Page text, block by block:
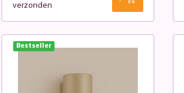
verzonden
Bestseller